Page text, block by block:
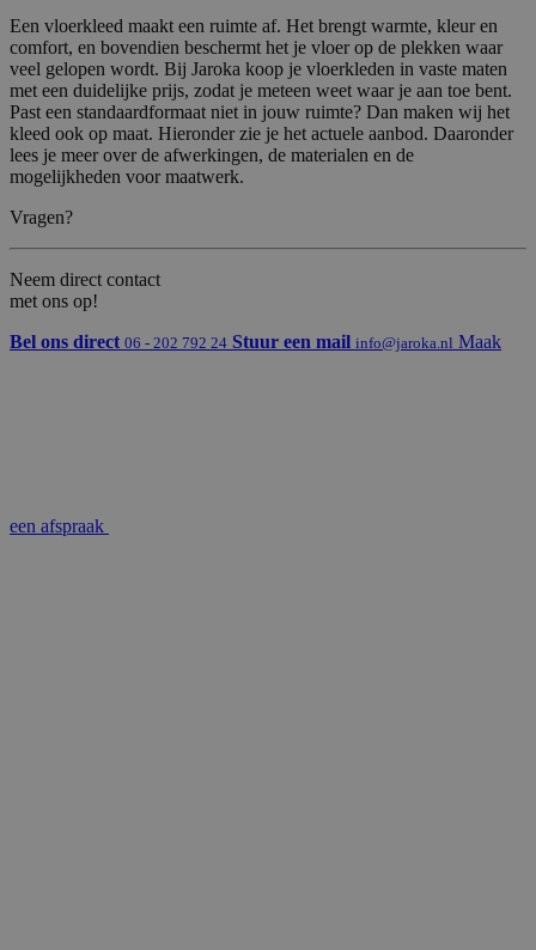
Een vloerkleed maakt een ruimte af. Het brengt warmte, kleur en
comfort, en bovendien beschermt het je vloer op de plekken waar
veel gelopen wordt. Bij Jaroka koop je vloerkleden in vaste maten
met een duidelijke prijs, zodat je meteen weet waar je aan toe bent.
Past een standaardformaat niet in jouw ruimte? Dan maken wij het
kleed ook op maat. Hieronder zie je het actuele aanbod. Daaronder
lees je meer over de afwerkingen, de materialen en de
mogelijkheden voor maatwerk.
Vragen?
Neem direct contact
met ons op!
Bel ons direct 06 - 202 792 24 Stuur een mail info@jaroka.nl Maak
een afspraak